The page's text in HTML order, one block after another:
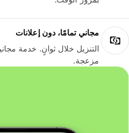
مجاني تمامًا، دون إعلانات
التنزيل خلال ثوانٍ. خدمة
مزعجة.